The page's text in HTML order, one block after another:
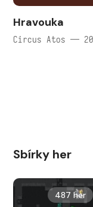
Hravouka
Circus Atos —
Sbírky her
487 her